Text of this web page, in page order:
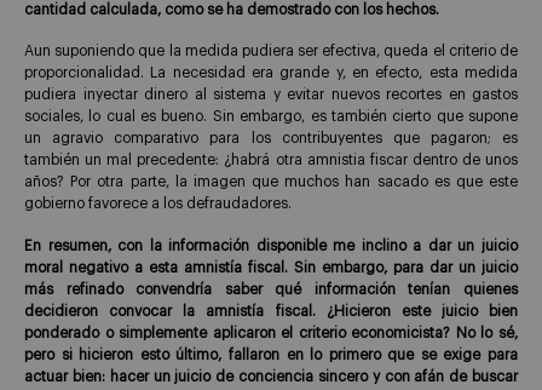
cantidad calculada, como se ha demostrado con los hechos.
Aun suponiendo que la medida pudiera ser efectiva, queda el criterio de
proporcionalidad. La necesidad era grande y, en efecto, esta medida
pudiera inyectar dinero al sistema y evitar nuevos recortes en gastos
sociales, lo cual es bueno. Sin embargo, es también cierto que supone
un agravio comparativo para los contribuyentes que pagaron; es
también un mal precedente: ¿habrá otra amnistia fiscar dentro de unos
años? Por otra parte, la imagen que muchos han sacado es que este
gobierno favorece a los defraudadores.
En resumen, con la información disponible me inclino a dar un juicio
moral negativo a esta amnistía fiscal. Sin embargo, para dar un juicio
más refinado convendría saber qué información tenían quienes
decidieron convocar la amnistía fiscal. ¿Hicieron este juicio bien
ponderado o simplemente aplicaron el criterio economicista? No lo sé,
pero si hicieron esto último, fallaron en lo primero que se exige para
actuar bien: hacer un juicio de conciencia sincero y con afán de buscar